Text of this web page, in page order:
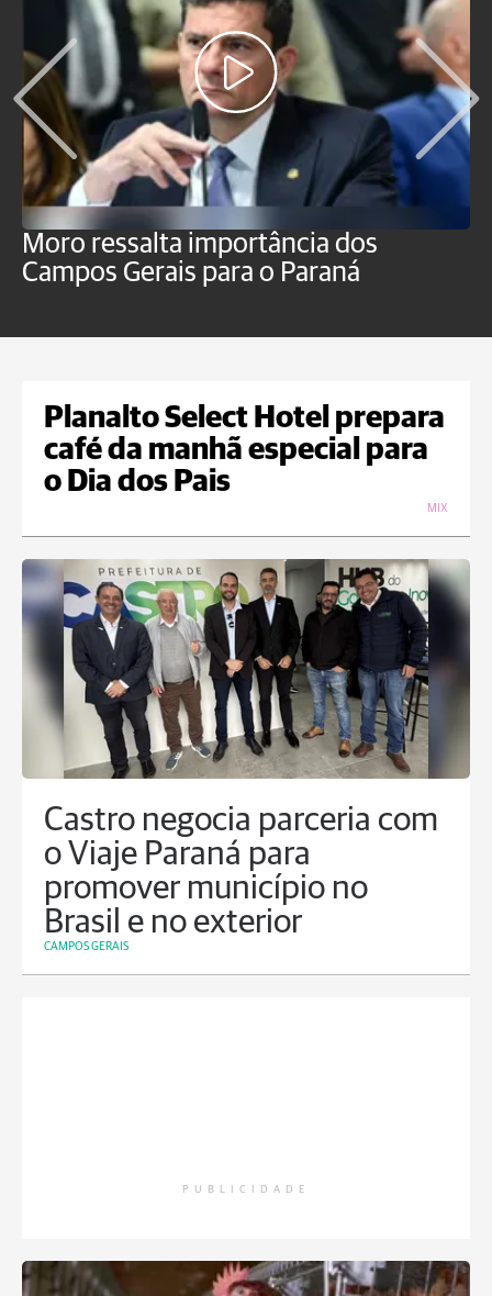
Moro ressalta importância dos
Campos Gerais para o Paraná
Planalto Select Hotel prepara
café da manhã especial para
o Dia dos Pais
MIX
Castro negocia parceria com
o Viaje Paraná para
promover município no
Brasil e no exterior
CAMPOS GERAIS
PUBLICIDADE